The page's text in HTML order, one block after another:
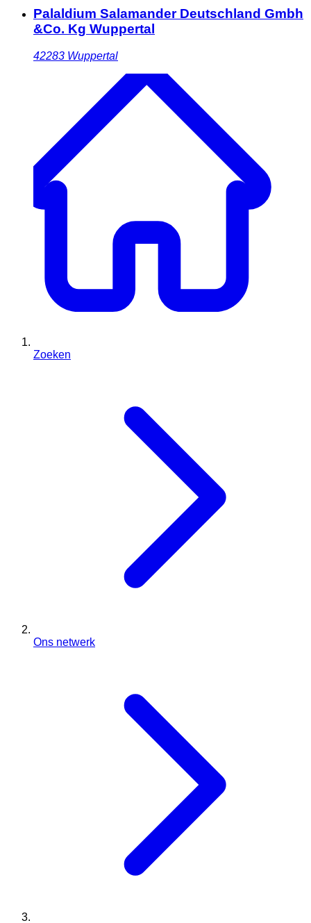
Palaldium Salamander Deutschland Gmbh
&Co. Kg Wuppertal
42283 Wuppertal
Zoeken
Ons netwerk